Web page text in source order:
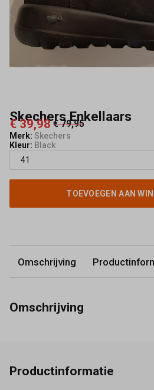
Skechers Enkellaars
€ 39,98 € 79,95
Merk: Skechers
Kleur: Black
TOEVOEGEN AAN
Omschrijving
Omschrijving
Productinformatie